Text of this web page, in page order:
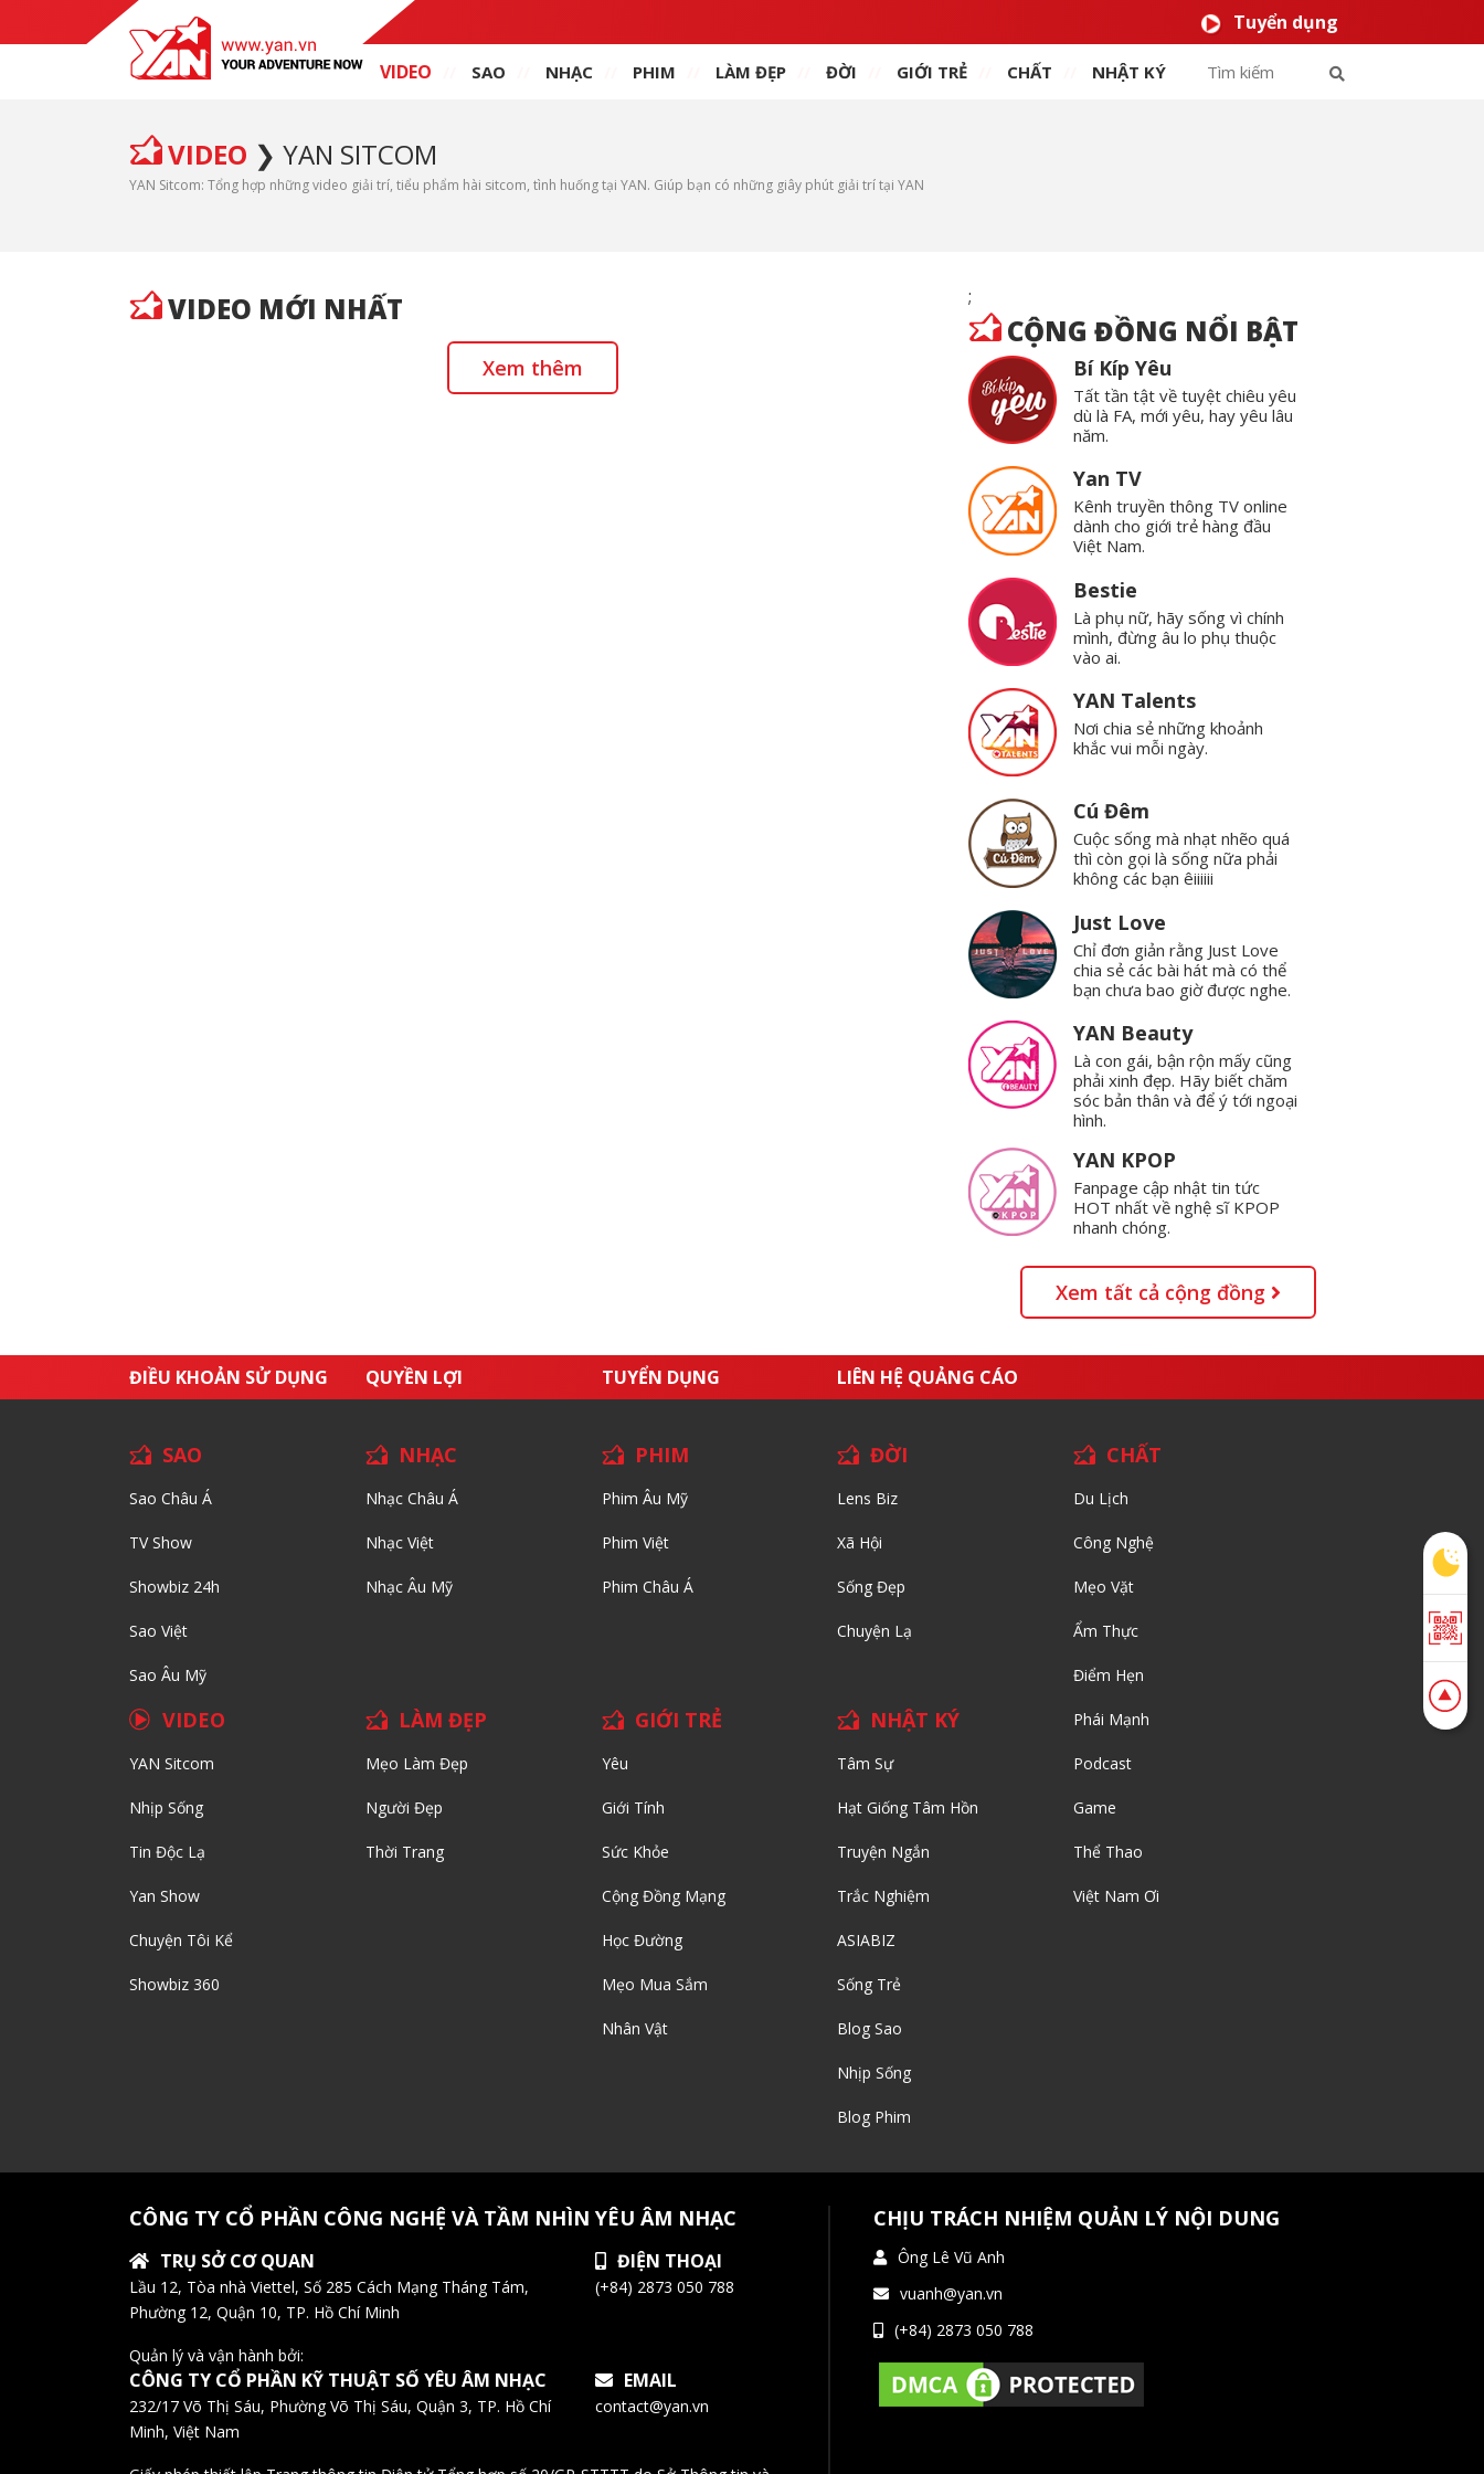
Tuyển dụng
VIDEO SAO NHẠC PHIM LÀM ĐẸP ĐỜI GIỚI TRẺ CHẤT NHẬT KÝ
VIDEO YAN SITCOM
YAN Sitcom: Tổng hợp những video giải trí, tiểu phẩm hài sitcom, tình huống tại YAN. Giúp bạn có những giây phút giải trí tại YAN
VIDEO MỚI NHẤT
Xem thêm
;
CỘNG ĐỒNG NỔI BẬT
Bí Kíp Yêu
Tất tần tật về tuyệt chiêu yêu
dù là FA, mới yêu, hay yêu lâu
năm.
Yan TV
Kênh truyền thông TV online
dành cho giới trẻ hàng đầu
Việt Nam.
Bestie
Là phụ nữ, hãy sống vì chính
mình, đừng âu lo phụ thuộc
vào ai.
YAN Talents
Nơi chia sẻ những khoảnh
khắc vui mỗi ngày.
Cú Đêm
Cuộc sống mà nhạt nhẽo quá
thì còn gọi là sống nữa phải
không các bạn êiiiiii
Just Love
Chỉ đơn giản rằng Just Love
chia sẻ các bài hát mà có thể
bạn chưa bao giờ được nghe.
YAN Beauty
Là con gái, bận rộn mấy cũng
phải xinh đẹp. Hãy biết chăm
sóc bản thân và để ý tới ngoại
hình.
YAN KPOP
Fanpage cập nhật tin tức
HOT nhất về nghệ sĩ KPOP
nhanh chóng.
Xem tất cả cộng đồng
ĐIỀU KHOẢN SỬ DỤNG QUYỀN LỢI TUYỂN DỤNG LIÊN HỆ QUẢNG CÁO
SAO
Sao Châu Á
TV Show
Showbiz 24h
Sao Việt
Sao Âu Mỹ
NHẠC
Nhạc Châu Á
Nhạc Việt
Nhạc Âu Mỹ
PHIM
Phim Âu Mỹ
Phim Việt
Phim Châu Á
ĐỜI
Lens Biz
Xã Hội
Sống Đẹp
Chuyện Lạ
VIDEO
YAN Sitcom
Nhịp Sống
Tin Độc Lạ
Yan Show
Chuyện Tôi Kể
Showbiz 360
LÀM ĐẸP
Mẹo Làm Đẹp
Người Đẹp
Thời Trang
GIỚI TRẺ
Yêu
Giới Tính
Sức Khỏe
Cộng Đồng Mạng
Học Đường
Mẹo Mua Sắm
Nhân Vật
NHẬT KÝ
Tâm Sự
Hạt Giống Tâm Hồn
Truyện Ngắn
Trắc Nghiệm
ASIABIZ
Sống Trẻ
Blog Sao
Nhịp Sống
Blog Phim
CHẤT
Du Lịch
Công Nghệ
Mẹo Vặt
Ẩm Thực
Điểm Hẹn
Phái Mạnh
Podcast
Game
Thể Thao
Việt Nam Ơi
CÔNG TY CỔ PHẦN CÔNG NGHỆ VÀ TẦM NHÌN YÊU ÂM NHẠC
TRỤ SỞ CƠ QUAN
Lầu 12, Tòa nhà Viettel, Số 285 Cách Mạng Tháng Tám,
Phường 12, Quận 10, TP. Hồ Chí Minh
Quản lý và vận hành bởi:
CÔNG TY CỔ PHẦN KỸ THUẬT SỐ YÊU ÂM NHẠC
232/17 Võ Thị Sáu, Phường Võ Thị Sáu, Quận 3, TP. Hồ Chí
Minh, Việt Nam
ĐIỆN THOẠI
(+84) 2873 050 788
EMAIL
contact@yan.vn
CHỊU TRÁCH NHIỆM QUẢN LÝ NỘI DUNG
Ông Lê Vũ Anh
vuanh@yan.vn
(+84) 2873 050 788